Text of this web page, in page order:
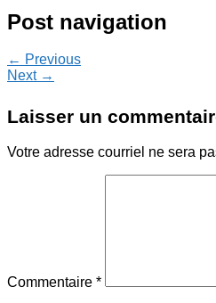
Post navigation
← Previous
Next →
Laisser un
Votre adresse courriel ne sera
Commentaire *